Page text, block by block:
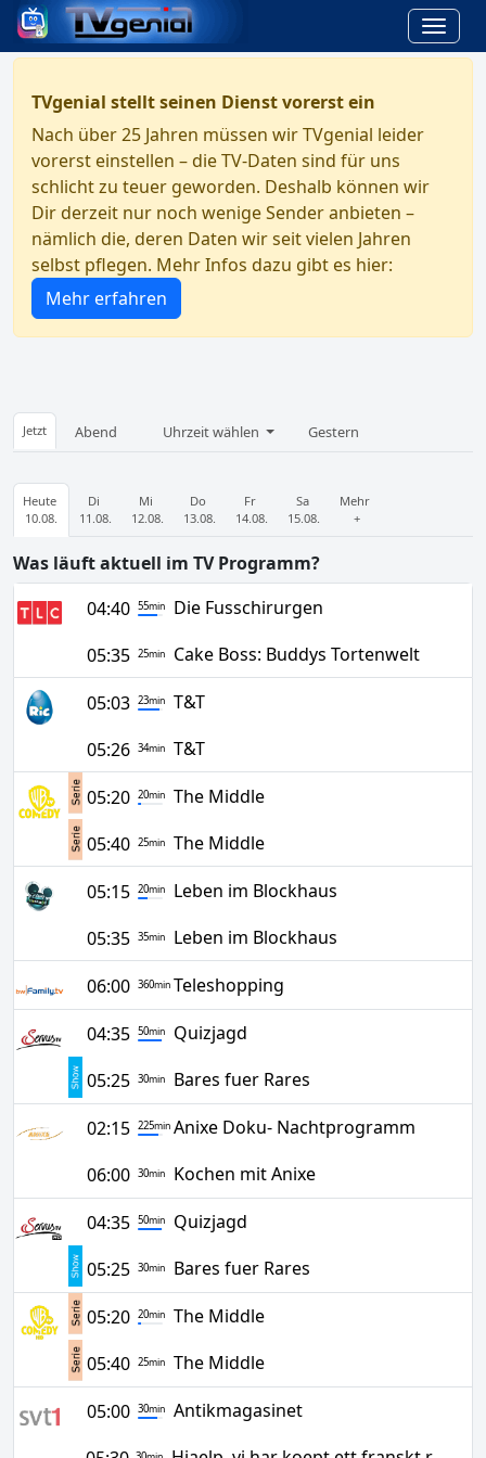
TVgenial stellt seinen Dienst vorerst ein
Nach über 25 Jahren müssen wir TVgenial leider
vorerst einstellen – die TV-Daten sind für uns
schlicht zu teuer geworden. Deshalb können wir
Dir derzeit nur noch wenige Sender anbieten –
nämlich die, deren Daten wir seit vielen Jahren
selbst pflegen. Mehr Infos dazu gibt es hier:
Mehr erfahren
Jetzt Abend Uhrzeit wählen Gestern
Heute
10.08.
Di
11.08.
Mi
12.08.
Do
13.08.
Fr
14.08.
Sa
15.08.
Mehr
+
Was läuft aktuell im TV Programm?
04:40 55min
Die Fusschirurgen
05:35 25min Cake Boss: Buddys Tortenwelt
05:03 23min
T&T
05:26 34min T&T
05:20 20min
The Middle
05:40 25min The Middle
05:15 20min
Leben im Blockhaus
05:35 35min Leben im Blockhaus
06:00 360min Teleshopping
04:35 50min
Quizjagd
05:25 30min Bares fuer Rares
02:15 225min Anixe Doku- Nachtprogramm
06:00 30min Kochen mit Anixe
04:35 50min
Quizjagd
05:25 30min Bares fuer Rares
05:20 20min
The Middle
05:40 25min The Middle
05:00 30min
Antikmagasinet